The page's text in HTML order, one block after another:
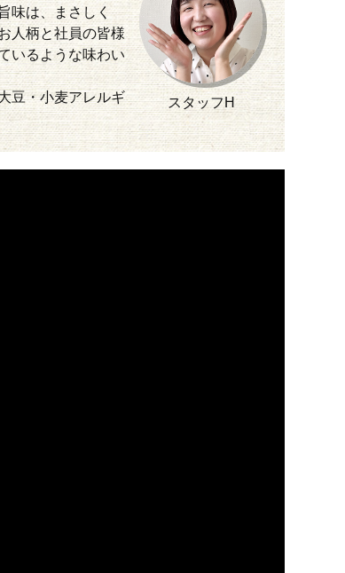
味は、まさしく
人柄と社員の皆様
いるような味わい
豆・小麦アレルギ
スタッフH